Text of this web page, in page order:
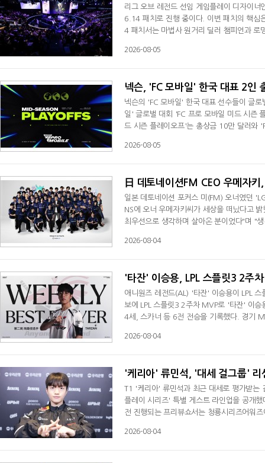
리그 오브 레전드 선임 게임플레이 디자이
6.14 패치로 진행 중이다. 이번 패치의 핵심
4 패치서는 마법사 원거리 딜러 챔피언과 로
귀찮다. 왜냐하면 메이지 원거리 딜러 챔피
2026-08-05
넥슨, 'FC 모바일' 한국 대표 2인
넥슨의 'FC 모바일' 한국 대표 선수들이 글
일' 글로벌 대회 'FC 프로 모바일 미드 시즌
드 시즌 플레이오프'는 총상금 10만 달러와
조별리그를 치른 뒤 8강 토너먼트로 우승자
2026-08-05
日 데토네이션FM CEO 우메자
일본 데토네이션 포커스 미(FM) 오너였던
NS에 오너 우메자키씨가 세상을 떠났다고
최우선으로 생각하며 살아온 분이었다"며 "
는 데 일조했다. 2021년 일본 커뮤니티인 게
2026-08-04
'타잔' 이승용, LPL 스플릿3 2주
애니원즈 레전드(AL) '타잔' 이승용이 LPL
보에 LPL 스플릿3 2주차 MVP로 '타잔' 이승
4세, 스카너 등 6전 전승을 기록했다. 경기
원쥔과 함께 들어갔다. 한편 AL은 LPL 스플
2026-08-04
'케리아' 류민석, '대세 걸그룹' 리
T1 '케리아' 류민석과 최근 대세로 평가받는
플레이 시리즈' 특별 게스트 라인업을 공개
전 진행되는 프리뷰쇼서는 청룡시리즈어워
센느 리더가 출격한다. 아틀레티코 마드리
2026-08-04